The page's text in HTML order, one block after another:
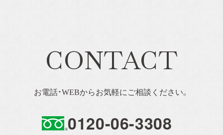
CONTACT
お電話・WEBからお気軽にご相談ください。
0120-06-3308